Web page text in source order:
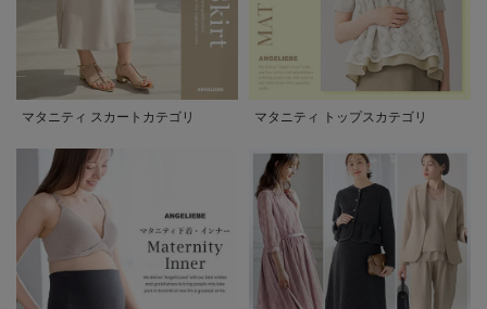
マタニティ スカートカテゴリ マタニティ トップスカテゴリ